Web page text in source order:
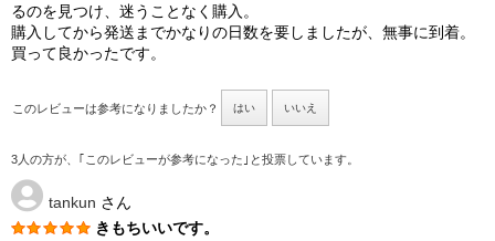
るのを見つけ、迷うことなく購入。
購入してから発送までかなりの日数を要しましたが、無事に到着。
買って良かったです。
このレビューは参考になりましたか？ はい いいえ
3人の方が、｢このレビューが参考になった｣と投票しています。
tankun さん
きもちいいです。